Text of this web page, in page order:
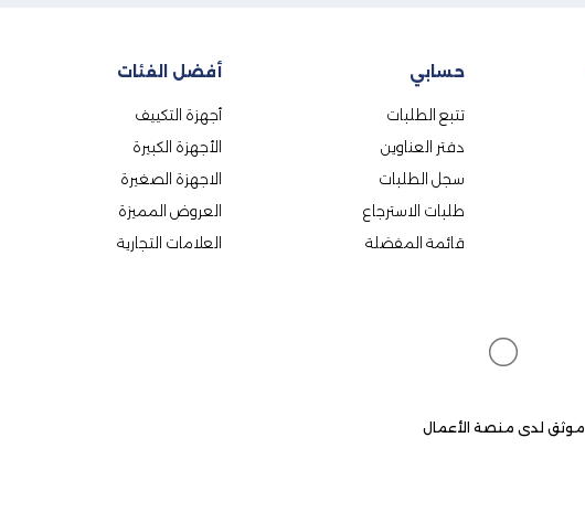
حسابي
تتبع الطلبات
دفتر العناوين
سجل الطلبات
طلبات الاسترجاع
قائمة المفضلة
أفضل الفئات
أجهزة التكييف
الأجهزة الكبيرة
الاجهزة الصغيرة
العروض المميزة
العلامات التجارية
موثق لدى منصة الأعمال